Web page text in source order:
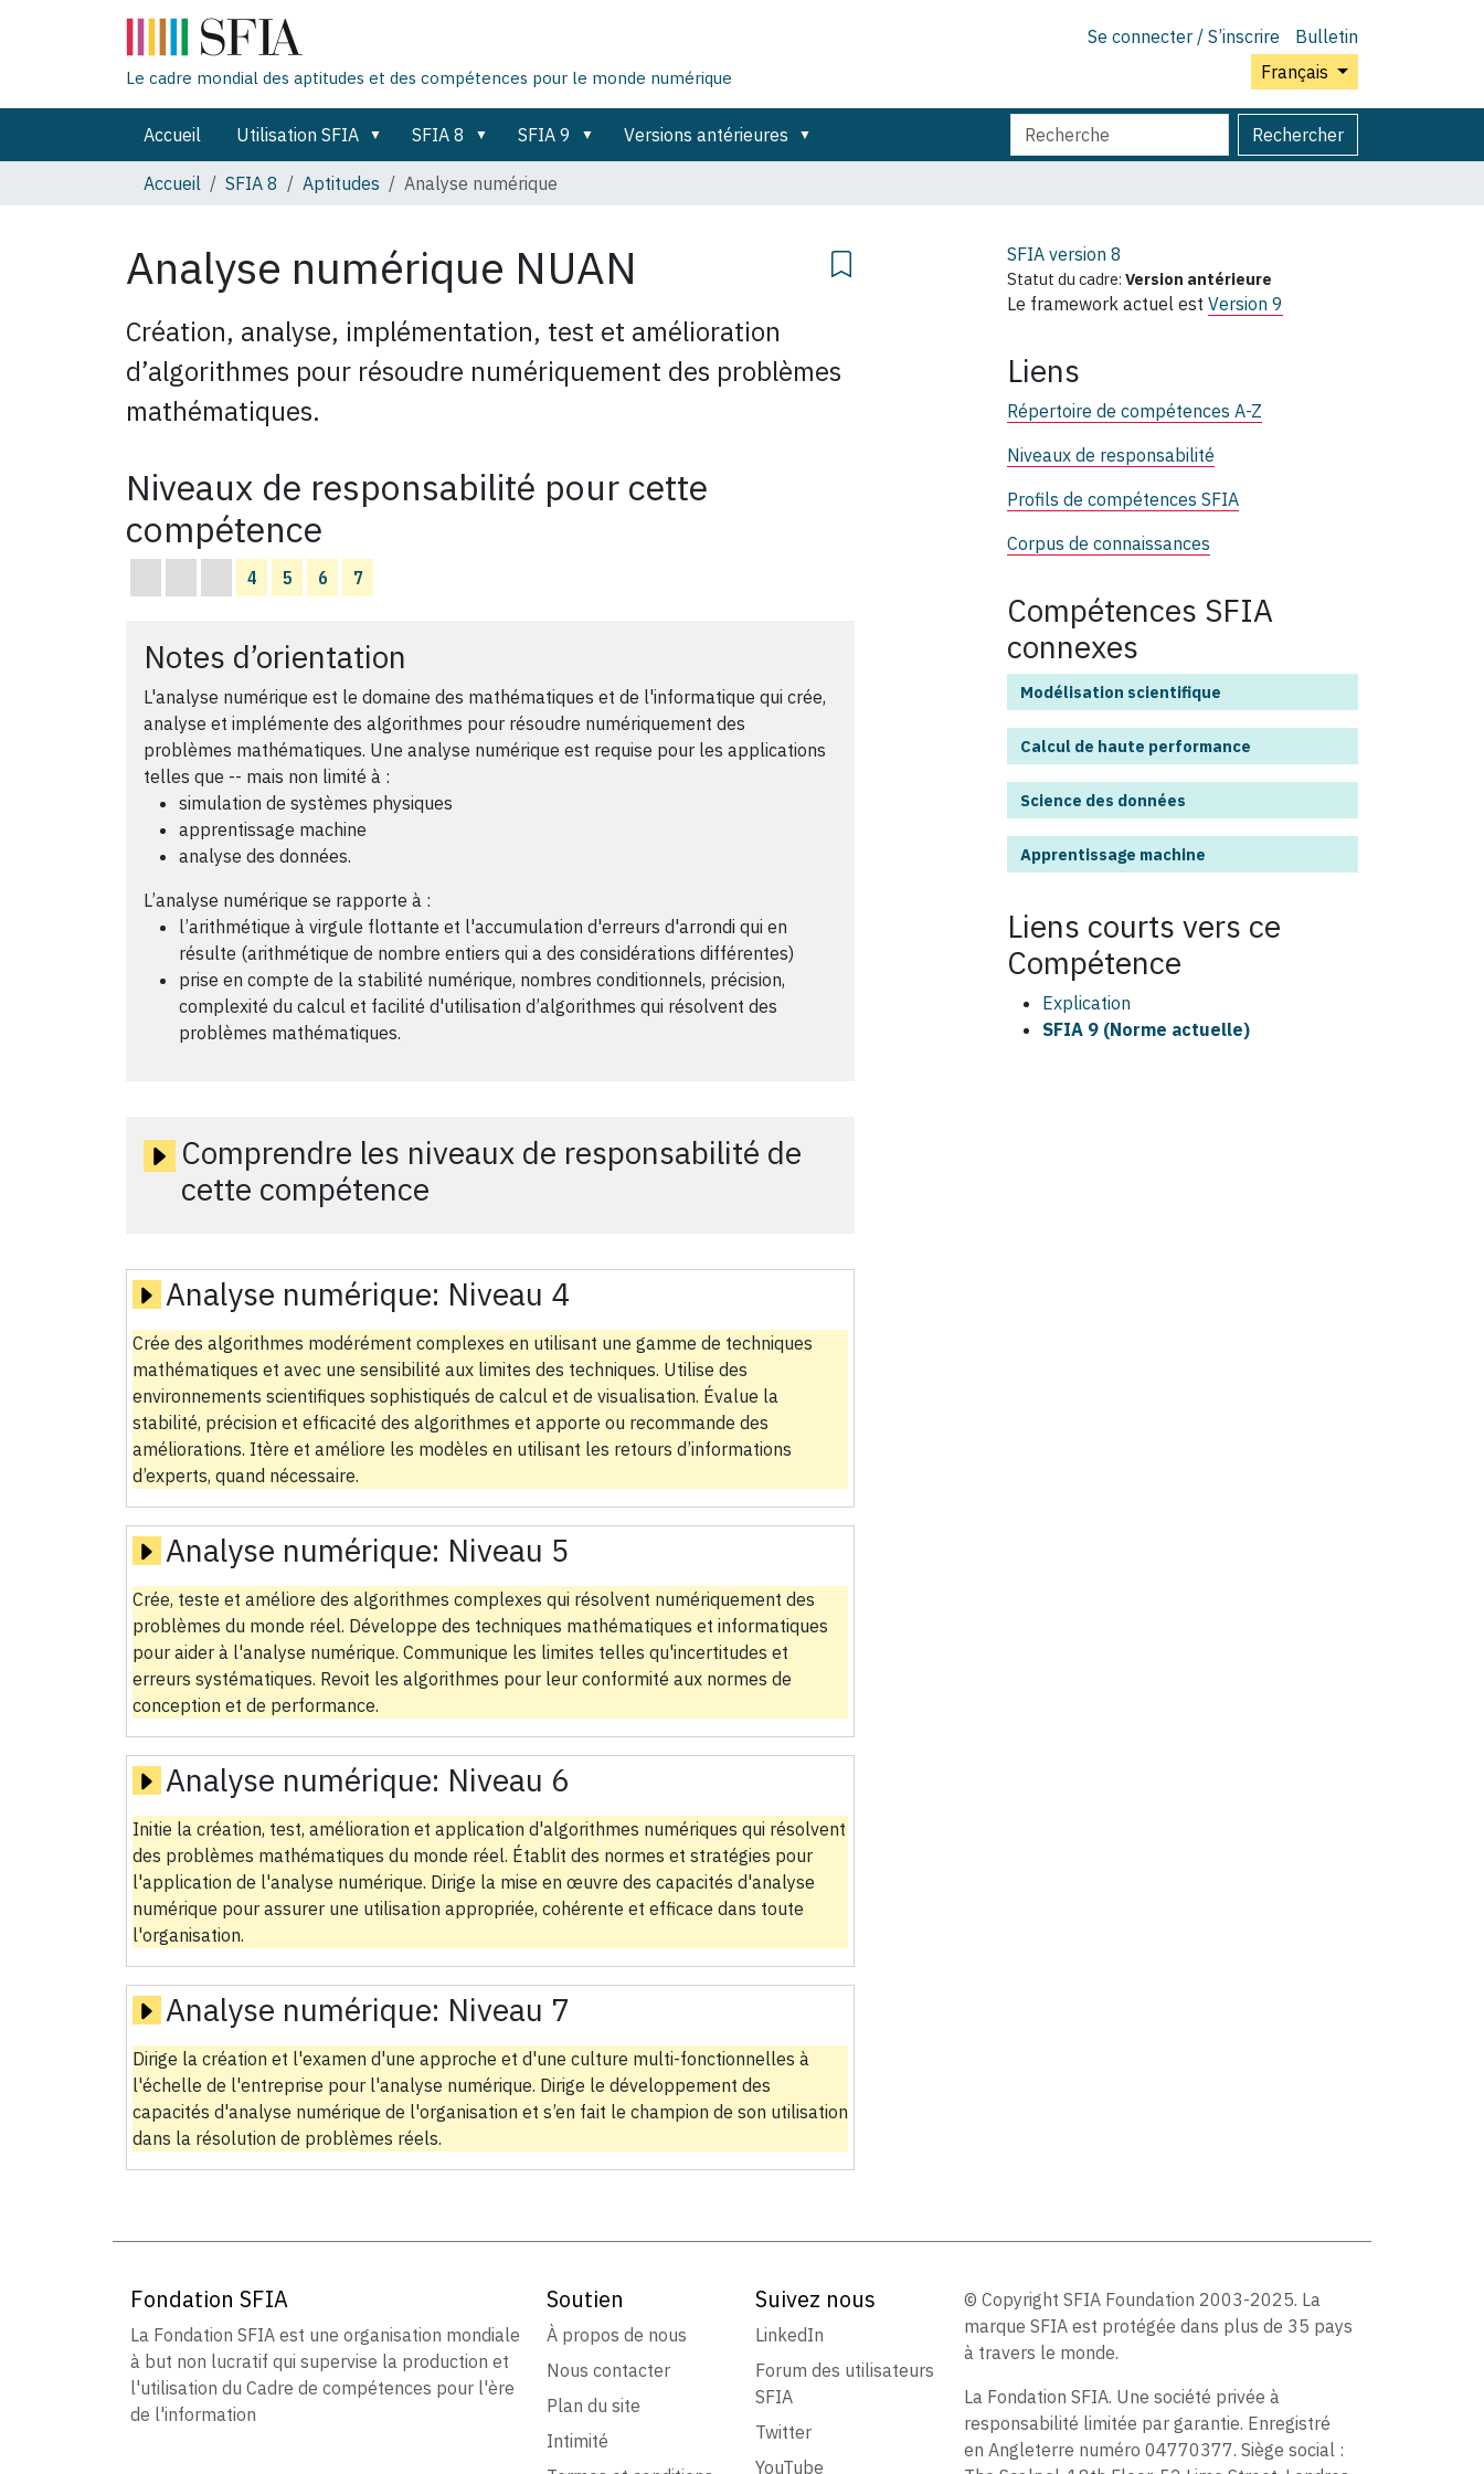
Se connecter / S’inscrire
Bulletin
Français
Le cadre mondial des aptitudes et des compétences pour le monde numérique
Accueil Utilisation SFIA SFIA 8 SFIA 9 Versions antérieures
Chercher
par
Rechercher
Recherche
avancée…
Accueil
SFIA 8 Aptitudes Analyse numérique
Analyse numérique NUAN
Création, analyse, implémentation, test et amélioration
d’algorithmes pour résoudre numériquement des problèmes
mathématiques.
Niveaux de responsabilité pour cette
compétence
4 5 6 7
Notes d’orientation
L'analyse numérique est le domaine des mathématiques et de l'informatique qui crée,
analyse et implémente des algorithmes pour résoudre numériquement des
problèmes mathématiques. Une analyse numérique est requise pour les applications
telles que -- mais non limité à :
simulation de systèmes physiques
apprentissage machine
analyse des données.
L’analyse numérique se rapporte à :
l’arithmétique à virgule flottante et l'accumulation d'erreurs d'arrondi qui en
résulte (arithmétique de nombre entiers qui a des considérations différentes)
prise en compte de la stabilité numérique, nombres conditionnels, précision,
complexité du calcul et facilité d'utilisation d’algorithmes qui résolvent des
problèmes mathématiques.
Comprendre les niveaux de responsabilité de
cette compétence
Analyse numérique: Niveau 4
Crée des algorithmes modérément complexes en utilisant une gamme de techniques
mathématiques et avec une sensibilité aux limites des techniques. Utilise des
environnements scientifiques sophistiqués de calcul et de visualisation. Évalue la
stabilité, précision et efficacité des algorithmes et apporte ou recommande des
améliorations. Itère et améliore les modèles en utilisant les retours d’informations
d’experts, quand nécessaire.
Analyse numérique: Niveau 5
Crée, teste et améliore des algorithmes complexes qui résolvent numériquement des
problèmes du monde réel. Développe des techniques mathématiques et informatiques
pour aider à l'analyse numérique. Communique les limites telles qu'incertitudes et
erreurs systématiques. Revoit les algorithmes pour leur conformité aux normes de
conception et de performance.
Analyse numérique: Niveau 6
Initie la création, test, amélioration et application d'algorithmes numériques qui résolvent
des problèmes mathématiques du monde réel. Établit des normes et stratégies pour
l'application de l'analyse numérique. Dirige la mise en œuvre des capacités d'analyse
numérique pour assurer une utilisation appropriée, cohérente et efficace dans toute
l'organisation.
Analyse numérique: Niveau 7
Dirige la création et l'examen d'une approche et d'une culture multi-fonctionnelles à
l'échelle de l'entreprise pour l'analyse numérique. Dirige le développement des
capacités d'analyse numérique de l'organisation et s’en fait le champion de son utilisation
dans la résolution de problèmes réels.
SFIA version 8
Statut du cadre: Version antérieure
Le framework actuel est Version 9
Liens
Répertoire de compétences A-Z
Niveaux de responsabilité
Profils de compétences SFIA
Corpus de connaissances
Compétences SFIA
connexes
Modélisation scientifique
Calcul de haute performance
Science des données
Apprentissage machine
Liens courts vers ce
Compétence
Explication
SFIA 9 (Norme actuelle)
Fondation SFIA
La Fondation SFIA est une organisation mondiale
à but non lucratif qui supervise la production et
l'utilisation du Cadre de compétences pour l'ère
de l'information
Soutien
À propos de nous
Nous contacter
Plan du site
Intimité
Suivez nous
LinkedIn
Forum des utilisateurs
SFIA
Twitter
YouTube
© Copyright SFIA Foundation 2003-2025. La
marque SFIA est protégée dans plus de 35 pays
à travers le monde.
La Fondation SFIA. Une société privée à
responsabilité limitée par garantie. Enregistré
en Angleterre numéro 04770377. Siège social :